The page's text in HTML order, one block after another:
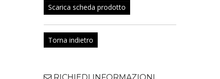
Scarica scheda prodotto
Torna indietro